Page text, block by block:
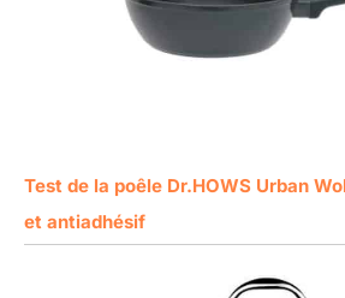
Test de la poêle Dr.HOWS Urban
et antiadhésif